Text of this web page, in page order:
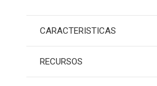
CARACTERISTICAS
RECURSOS